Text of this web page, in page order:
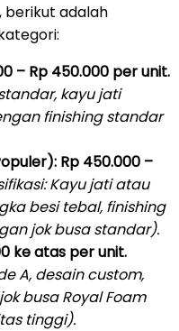
berikut adalah
– Rp 450.000 per unit.
kayu jati
finishing standar
Rp 450.000 –
Kayu jati atau
besi tebal, finishing
jok busa standar).
ke atas per unit.
A, desain custom,
busa Royal Foam
tinggi).